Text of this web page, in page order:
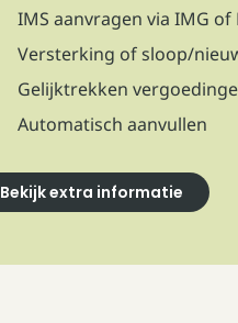
IMS aanvragen via IMG of
Versterking of sloop/
Gelijktrekken
Automatisch aanvullen
Bekijk extra informatie